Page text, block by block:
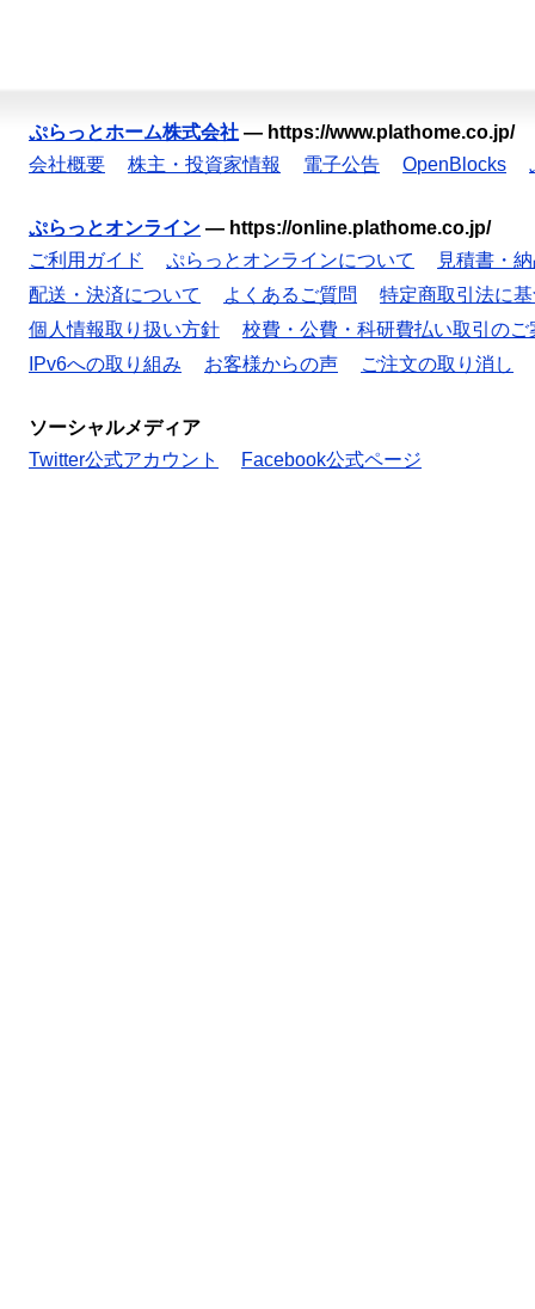
ぷらっとホーム株式会社 — https://www.plathome.co.jp/
会社概要
株主・投資家情報 電子公告 OpenBlocks
ぷらっとオンライン — https://online.plathome.co.jp/
ご利用ガイド
ぷらっとオンラインについて
見積書・
配送・決済について
よくあるご質問
特定商取引法に
個人情報取り扱い方針
校費・公費・科研費払い取引のご
IPv6への取り組み
お客様からの声 ご注文の取り消し
ソーシャルメディア
Twitter公式アカウント
Facebook公式ページ